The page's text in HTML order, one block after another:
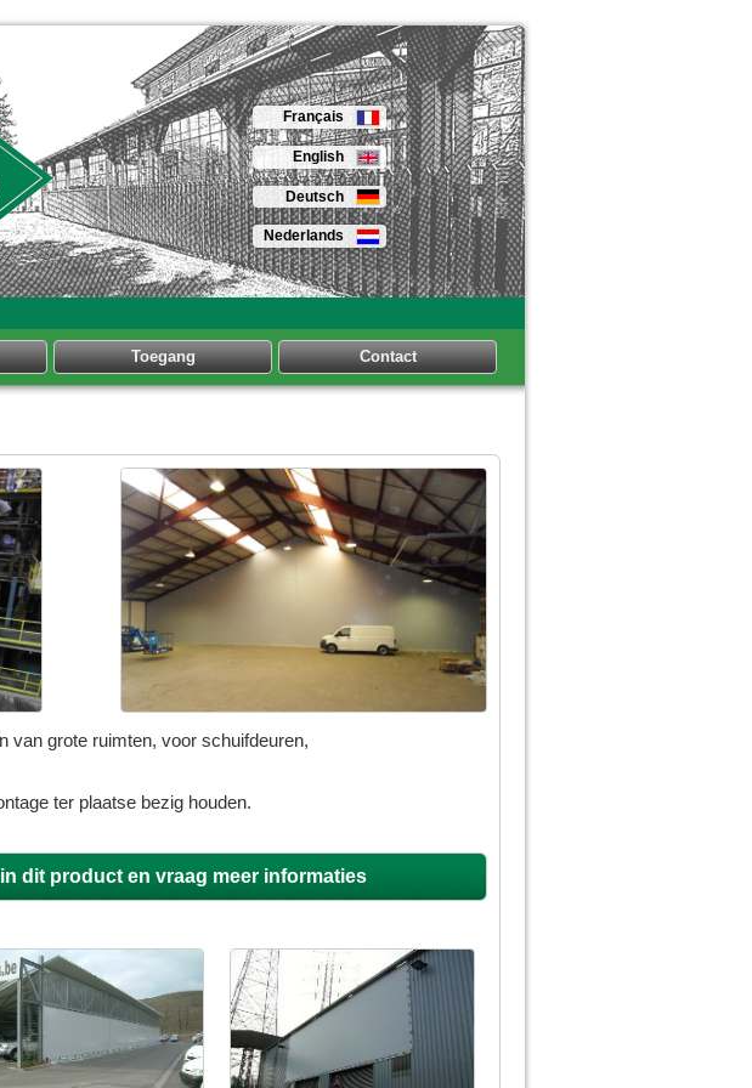
Français
English
Deutsch
Nederlands
Toegang Contact
van grote ruimten, voor schuifdeuren,
ter plaatse bezig houden.
dit product en vraag meer informaties